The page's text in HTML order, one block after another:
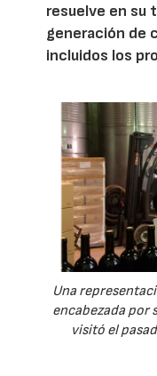
resuelve en su
generación de
incluidos los
Una
encabezada por
visitó el